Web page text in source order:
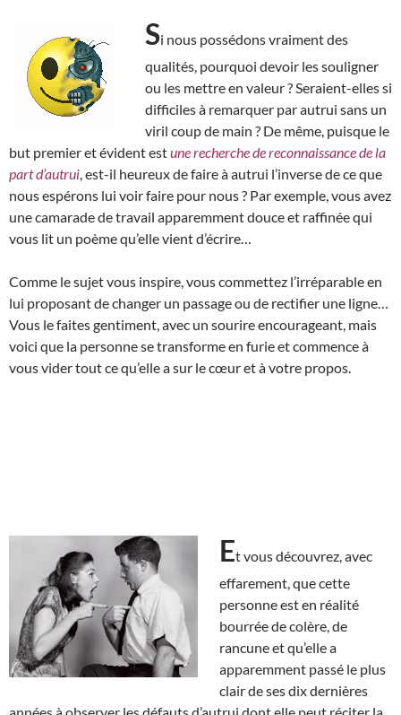
Si nous possédons vraiment des
qualités, pourquoi devoir les souligner
ou les mettre en valeur ? Seraient-elles si
difficiles à remarquer par autrui sans un
viril coup de main ? De même, puisque le
but premier et évident estune recherche de reconnaissance de la
part d’autrui , est-il heureux de faire à autrui l’inverse de ce que
nous espérons lui voir faire pour nous ? Par exemple, vous avez
une camarade de travail apparemment douce et raffinée qui
vous lit un poème qu’elle vient d’écrire…
Comme le sujet vous inspire, vous commettez l’irréparable en
lui proposant de changer un passage ou de rectifier une ligne…
Vous le faites gentiment, avec un sourire encourageant, mais
voici que la personne se transforme en furie et commence à
vous vider tout ce qu’elle a sur le cœur et à votre propos.
Et vous découvrez, avec
effarement, que cette
personne est en réalité
bourrée de colère, de
rancune et qu’elle a
apparemment passé le plus
clair de ses dix dernières
années à observer les défauts d’autrui dont elle peut réciter la